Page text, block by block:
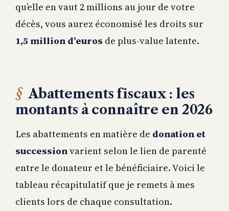
qu’elle en vaut 2 millions au jour de votre
décès, vous aurez économisé les droits sur
1,5 million d’euros de plus-value latente.
Abattements fiscaux : les
montants à connaître en 2026
Les abattements en matière de donation et
successionvarient selon le lien de parenté
entre le donateur et le bénéficiaire. Voici le
tableau récapitulatif que je remets à mes
clients lors de chaque consultation.